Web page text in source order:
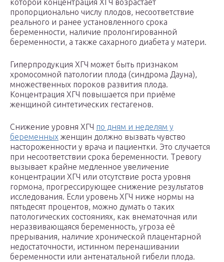
которой концентрация ХГЧ возрастает
пропорционально числу плодов, несоответствие
реального и ранее установленного срока
беременности, наличие пролонгированной
беременности, а также сахарного диабета у матери.
Гиперпродукция ХГЧ может быть признаком
хромосомной патологии плода (синдрома Дауна),
множественных пороков развития плода.
Концентрация ХГЧ повышается при приёме
женщиной синтетических гестагенов.
Снижение уровня ХГЧ по дням и неделям у
беременных женщин должно вызвать чувство
настороженности у врача и пациентки. Это случается
при несоответствии срока беременности. Тревогу
вызывает крайне медленное увеличение
концентрации ХГЧ или отсутствие роста уровня
гормона, прогрессирующее снижение результатов
исследования. Если уровень ХГЧ ниже нормы на
пятьдесят процентов, можно думать о таких
патологических состояниях, как внематочная или
неразвивающаяся беременность, угроза её
прерывания, наличие хронической плацентарной
недостаточности, истинном перенашивании
беременности или антенатальной гибели плода.